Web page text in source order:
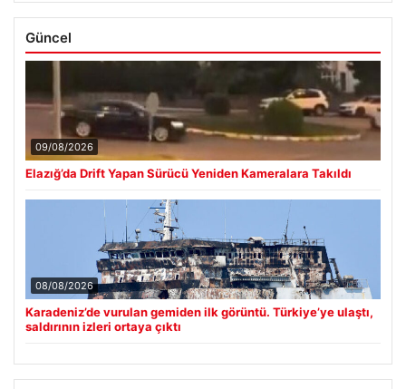
Güncel
09/08/2026
Elazığ’da Drift Yapan Sürücü Yeniden Kameralara Takıldı
08/08/2026
Karadeniz’de vurulan gemiden ilk görüntü. Türkiye’ye ulaştı,
saldırının izleri ortaya çıktı